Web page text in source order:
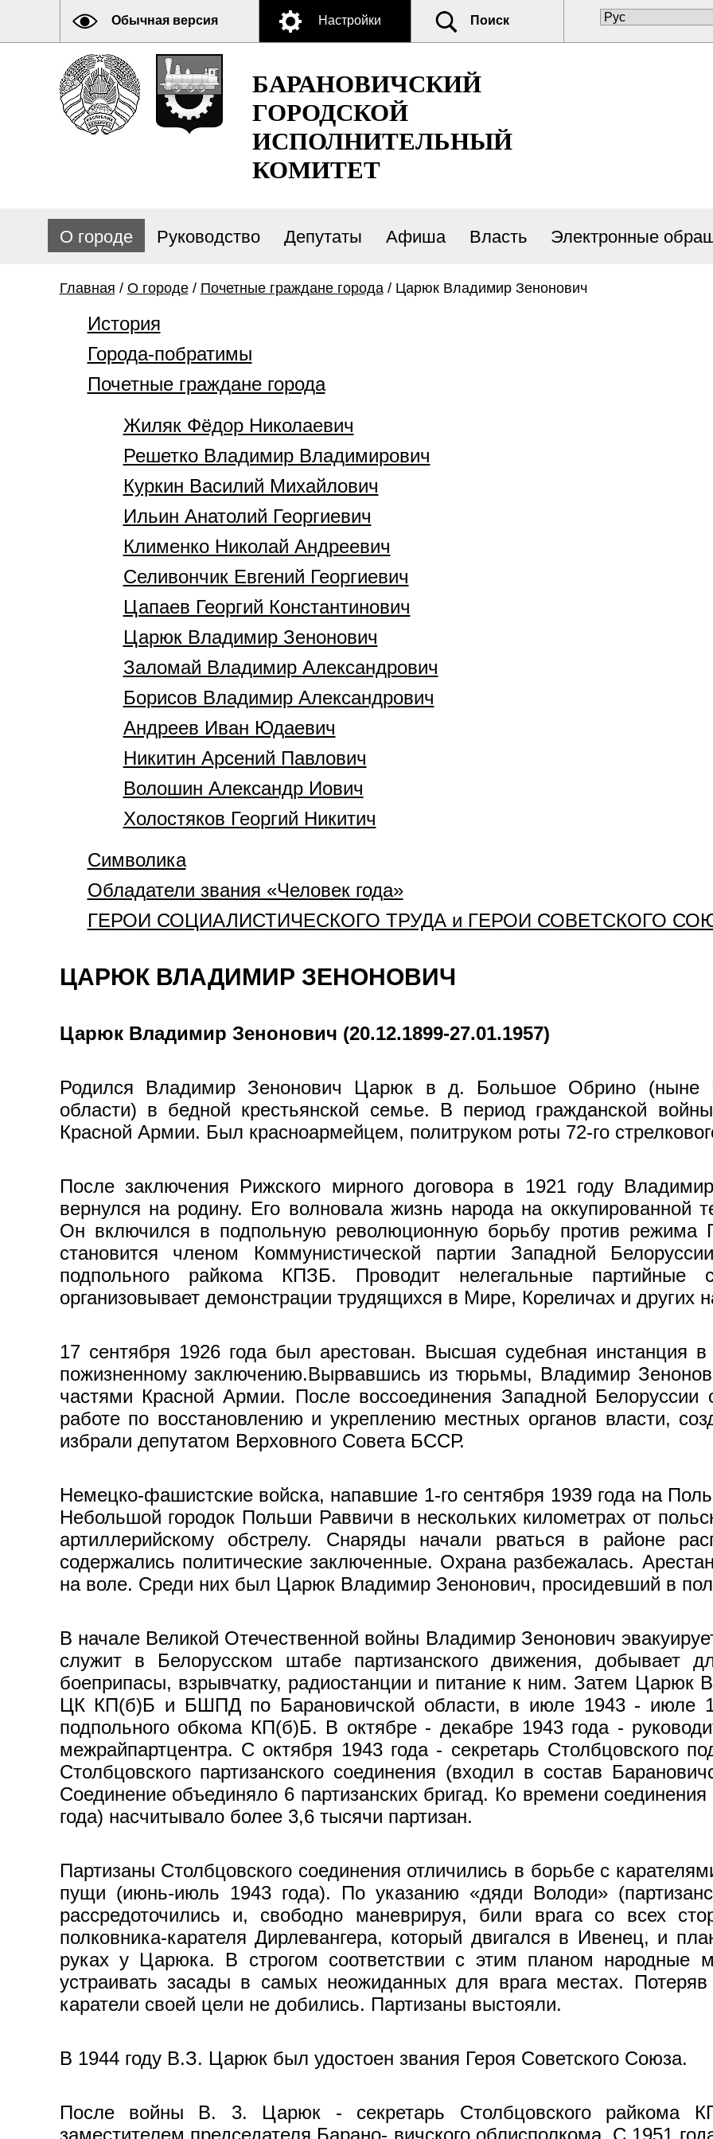
Обычная версия Настройки Поиск
БАРАНОВИЧСКИЙ
ГОРОДСКОЙ
ИСПОЛНИТЕЛЬНЫЙ
КОМИТЕТ
О городе Руководство Депутаты Афиша Власть Электронные
Главная / О городе/ Почетные граждане города/ Царюк Владимир Зенонович
История
Города-побратимы
Почетные граждане города
Жиляк Фёдор Николаевич
Решетко Владимир Владимирович
Куркин Василий Михайлович
Ильин Анатолий Георгиевич
Клименко Николай Андреевич
Селивончик Евгений Георгиевич
Цапаев Георгий Константинович
Царюк Владимир Зенонович
Заломай Владимир Александрович
Борисов Владимир Александрович
Андреев Иван Юдаевич
Никитин Арсений Павлович
Волошин Александр Иович
Холостяков Георгий Никитич
Символика
Обладатели звания «Человек года»
ГЕРОИ СОЦИАЛИСТИЧЕСКОГО ТРУДА и ГЕРОИ СОВЕТСКОГО
ЦАРЮК ВЛАДИМИР ЗЕНОНОВИЧ
Царюк Владимир Зенонович (20.12.1899-27.01.1957)
Родился Владимир Зенонович Царюк в д. Большое Обрино (ныне
области) в бедной крестьянской семье. В период граж­данской
Красной Армии. Был красноармейцем, политруком роты 72-го
После заключения Рижского мирного договора в 1921 году
вернулся на родину. Его волно­вала жизнь народа на оккупированной
Он включился в подпольную революционную борьбу против ре­жима
становится членом Коммунис­тической партии Западной
подпольного райкома КПЗБ. Проводит нелегальные партийные
организовывает демонстрации трудящихся в Мире, Кореличах и других
17 сентября 1926 года был арестован. Высшая судебная инстан­ция
пожизненному заключению.Вырвавшись из тюрьмы, Владимир
частями Красной Армии. После воссоединения Запад­ной
работе по восста­новлению и укреплению местных органов власти,
избрали депутатом Верховного Совета БССР.
Немецко-фашистские вой­ска, напавшие 1-го сентября 1939 года на
Неболь­шой городок Польши Раввичи в нескольких километрах от
артиллерийскому об­стрелу. Снаряды начали рвать­ся в районе
содержались политические заключенные. Охрана разбежалась.
на воле. Среди них был Царюк Владимир Зенонович, просидевший в
В начале Великой Отечественной войны Владимир Зенонович
служит в Белорусском штабе партизанского движения, добывает
боеприпасы, взрывчатку, радиостанции и питание к ним. Затем Царюк
ЦК КП(б)Б и БШПД по Барановичской области, в июле 1943 - июле
подпольного обкома КП(б)Б. В октябре - декабре 1943 года -
межрайпартцентра. С октября 1943 года - секретарь Столбцовского
Столбцовского партизанского соединения (входил в состав
Соединение объединяло 6 партизанских бригад. Ко времени
года) насчитывало более 3,6 тысячи партизан.
Партизаны Столбцовского соединения отличились в борьбе с
пущи (июнь-июль 1943 года). По указанию «дяди Володи»
рассредоточились и, свободно маневрируя, били врага со всех
полковника-карателя Дирлевангера, который двигался в Ивенец, и
руках у Царюка. В строгом соответствии с этим планом народ­ные
устраивать засады в самых нео­жиданных для врага местах.
каратели своей цели не добились. Партизаны выстояли.
В 1944 году В.З. Царюк был удостоен звания Героя Советского Союза.
После войны В. 3. Царюк - секретарь Столбцовского райкома
заместителем председателя Барано- вичского облисполкома. С 1951